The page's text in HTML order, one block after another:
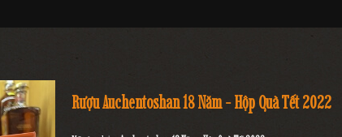
Rượu Auchentoshan 18 Năm - Hộp Quà Tết 2022